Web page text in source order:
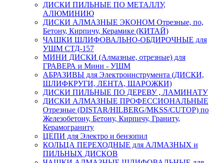
ДИСКИ ПИЛЬНЫЕ ПО МЕТАЛЛУ,
АЛЮМИНИЮ
ДИСКИ АЛМАЗНЫЕ ЭКОНОМ Отрезные, по,
Бетону, Кирпичу, Керамике (КИТАЙ)
ЧАШКИ ШЛИФОВАЛЬНО-ОБДИРОЧНЫЕ для
УШМ СТД-157
МИНИ ДИСКИ (Алмазные, отрезные) для
ГРАВЕРА и Мини - УШМ
АБРАЗИВЫ для Электроинструмента (ДИСКИ,
ШЛИФКРУГИ, ЛЕНТА, ШАРОЖКИ)
ДИСКИ ПИЛЬНЫЕ ПО ДЕРЕВУ , ЛАМИНАТУ
ДИСКИ АЛМАЗНЫЕ ПРОФЕССИОНАЛЬНЫЕ
Отрезные (DISTAR/HILBERG/MKSS/CUTOP) по
Железобетону, Бетону, Кирпичу, Граниту,
Керамограниту
ЦЕПИ для Электро и бензопил
КОЛЬЦА ПЕРЕХОДНЫЕ для АЛМАЗНЫХ и
ПИЛЬНЫХ ДИСКОВ